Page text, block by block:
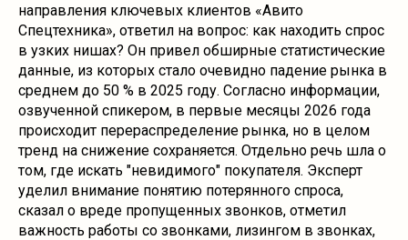
направления ключевых клиентов «Авито
Спецтехника», ответил на вопрос: как находить спрос
в узких нишах? Он привел обширные статистические
данные, из которых стало очевидно падение рынка в
среднем до 50 % в 2025 году. Согласно информации,
озвученной спикером, в первые месяцы 2026 года
происходит перераспределение рынка, но в целом
тренд на снижение сохраняется. Отдельно речь шла о
том, где искать "невидимого" покупателя. Эксперт
уделил внимание понятию потерянного спроса,
сказал о вреде пропущенных звонков, отметил
важность работы со звонками, лизингом в звонках,